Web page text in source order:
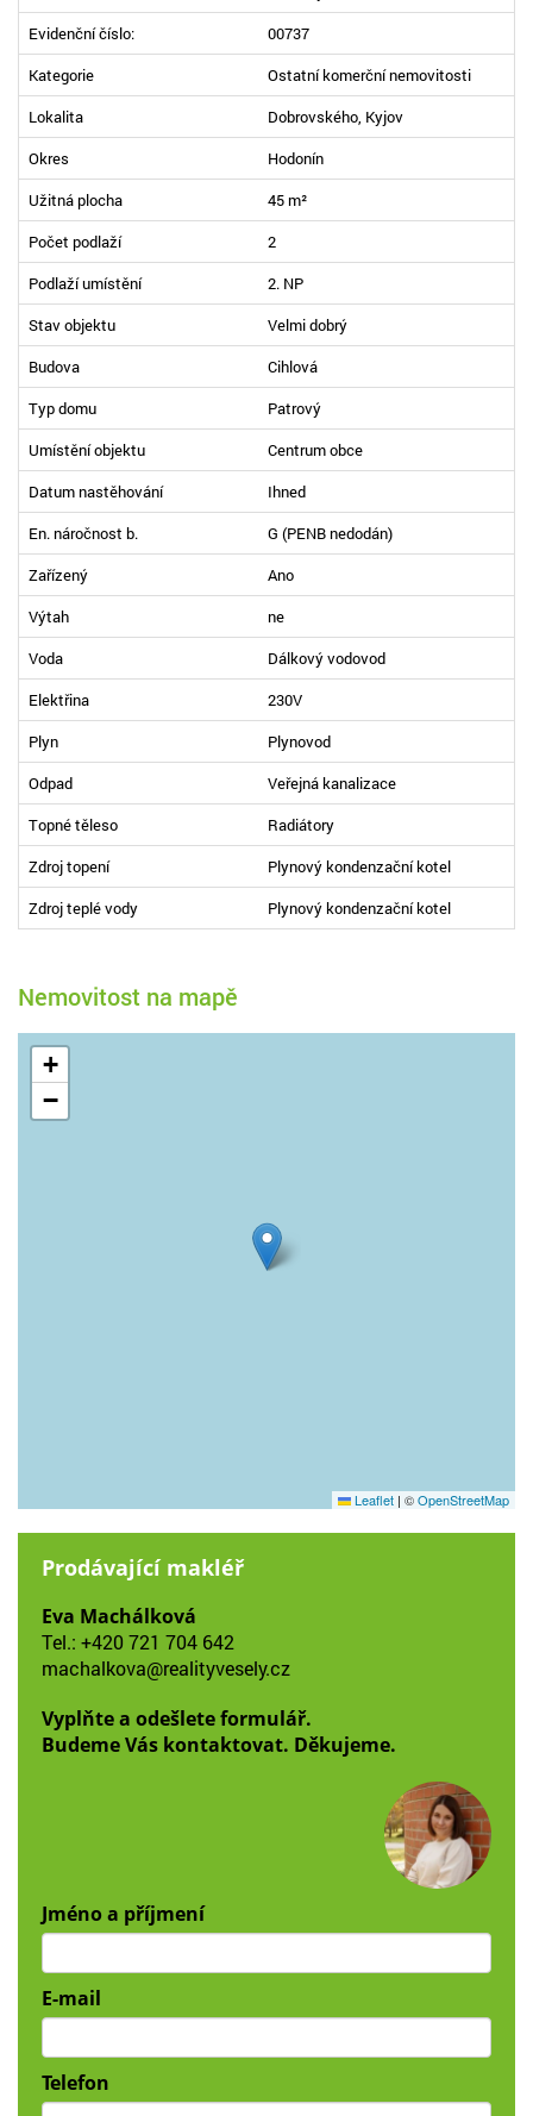
Evidenční číslo:
00737
Kategorie
Ostatní komerční nemovitosti
Lokalita
Dobrovského, Kyjov
Okres
Hodonín
Užitná plocha
45 m²
Počet podlaží
2
Podlaží umístění
2. NP
Stav objektu
Velmi dobrý
Budova
Cihlová
Typ domu
Patrový
Umístění objektu
Centrum obce
Datum nastěhování
Ihned
En. náročnost b.
G (PENB nedodán)
Zařízený
Ano
Výtah
ne
Voda
Dálkový vodovod
Elektřina
230V
Plyn
Plynovod
Odpad
Veřejná kanalizace
Topné těleso
Radiátory
Zdroj topení
Plynový kondenzační kotel
Zdroj teplé vody
Plynový kondenzační kotel
Nemovitost na mapě
+
−
Leaflet | ©OpenStreetMap
Prodávající makléř
Eva Machálková
Tel.: +420 721 704 642
machalkova@realityvesely.cz
Vyplňte a odešlete formulář.
Budeme Vás kontaktovat. Děkujeme.
Jméno a příjmení
E-mail
Telefon